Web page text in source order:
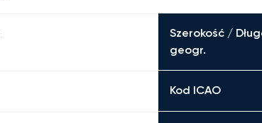
Szerokość /
geogr.
Kod ICAO